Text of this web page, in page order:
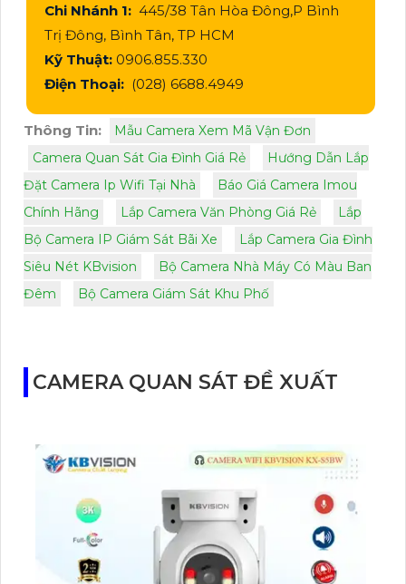
Chi Nhánh 1: 445/38 Tân Hòa Đông,P Bình
Trị Đông, Bình Tân, TP HCM
Kỹ Thuật: 0906.855.330
Điện Thoại: (028) 6688.4949
Thông Tin:
Mẫu Camera Xem Mã Vận Đơn
Camera Quan Sát Gia Đình Giá Rẻ
Hướng Dẫn Lắp
Đặt Camera Ip Wifi Tại Nhà
Báo Giá Camera Imou
Chính Hãng
Lắp Camera Văn Phòng Giá Rẻ
Lắp
Bộ Camera IP Giám Sát Bãi Xe
Lắp Camera Gia Đình
Siêu Nét KBvision
Bộ Camera Nhà Máy Có Màu Ban
Đêm
Bộ Camera Giám Sát Khu Phố
CAMERA QUAN SÁT ĐỀ XUẤT